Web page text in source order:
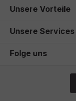
Unsere Vorteile
Unsere Services
Folge uns